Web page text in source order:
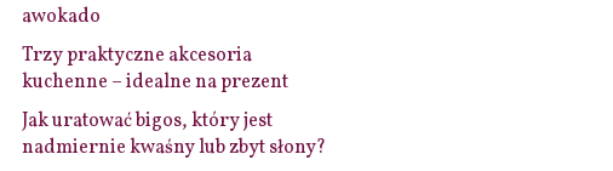
awokado
Trzy praktyczne akcesoria
kuchenne – idealne na prezent
Jak uratować bigos, który jest
nadmiernie kwaśny lub zbyt słony?